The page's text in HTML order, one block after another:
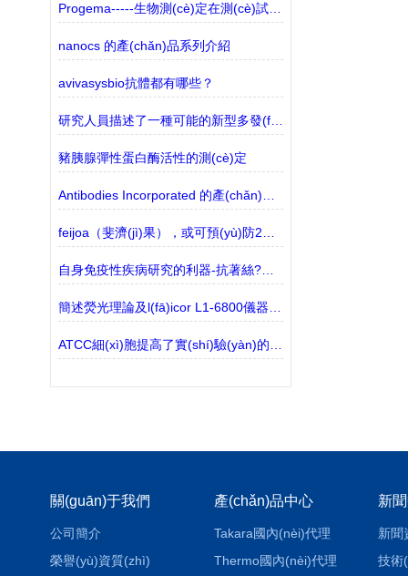
Progema-----生物測(cè)定在測(cè)試犬類癌癥新療法中的作用
nanocs 的產(chǎn)品系列介紹
avivasysbio抗體都有哪些？
研究人員描述了一種可能的新型多發(fā)性硬化癥樣疾病
豬胰腺彈性蛋白酶活性的測(cè)定
自身免疫性疾病研究的利器-抗著絲?？贵w
關(guān)于我們
公司簡介
榮譽(yù)資質(zhì)
產(chǎn)品中心
Takara國內(nèi)代理
Thermo國內(nèi)代理
新
新聞
技術